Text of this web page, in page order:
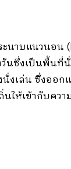
าบแนวนอน
นซึ่งเป็นพื้นที่
งเล่น ซึ่งออก
ให้เข้ากับคว